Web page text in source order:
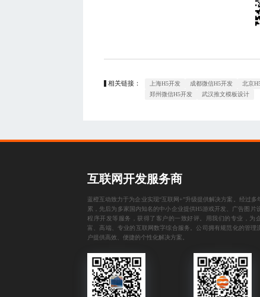
相关链接： 上海H5开发 成都微信H5开发 北京
郑州微信H5开发
武汉推文模板设计
互联网开发服务商
蓝橙互动致力于为企业实现“互联网+”升级提供解决方案。经过多
累，先后为多家国内知名的中小企业提供H5游戏开发 广告图片
程序开发等服务，获得了客户的一致好评。用我们的专业，为
富、高端、专业的互联网数字综合服务。公司拥有规范化的管理
户提供高效、便捷的个性化解决方案。